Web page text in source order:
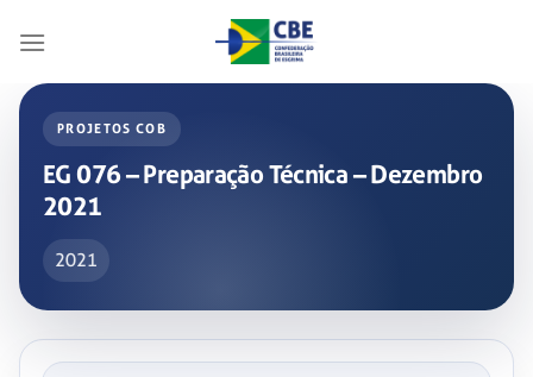
PROJETOS COB
EG 076 – Preparação Técnica – Dezembro
2021
2021